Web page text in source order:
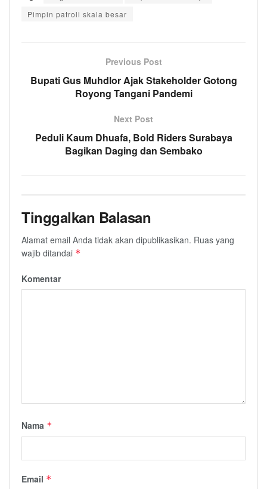
Pimpin patroli skala besar
Previous Post
Bupati Gus Muhdlor Ajak Stakeholder Gotong
Royong Tangani Pandemi
Next Post
Peduli Kaum Dhuafa, Bold Riders Surabaya
Bagikan Daging dan Sembako
Tinggalkan Balasan
Alamat email Anda tidak akan dipublikasikan. Ruas yang
wajib ditandai *
Komentar
Nama *
Email *